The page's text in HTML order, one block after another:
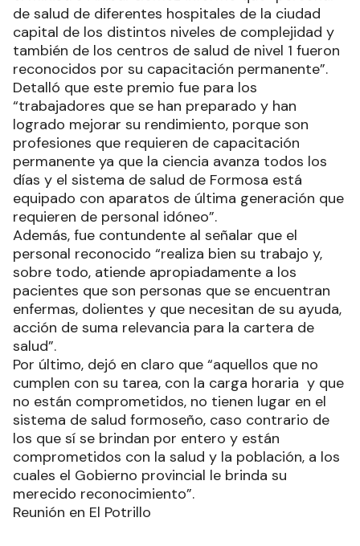
RECIBIR NEWSLETTER
El Gobierno de Formosa, a través del Ministerio
de Desarrollo Humano, reconoció la labor y
capacitación del personal de salud de distintos
hospitales capitalinos, otorgándoles la
recategorización correspondiente a su
preparación.
Ayer en una reunión llevada a cabo en el Hospital
Odontológico de Complejidad Integrada (HOCI),
el ministro Aníbal Gómez informó que “personal
de salud de diferentes hospitales de la ciudad
capital de los distintos niveles de complejidad y
también de los centros de salud de nivel 1 fueron
reconocidos por su capacitación permanente”.
Detalló que este premio fue para los
“trabajadores que se han preparado y han
logrado mejorar su rendimiento, porque son
profesiones que requieren de capacitación
permanente ya que la ciencia avanza todos los
días y el sistema de salud de Formosa está
equipado con aparatos de última generación que
requieren de personal idóneo”.
Además, fue contundente al señalar que el
personal reconocido “realiza bien su trabajo y,
sobre todo, atiende apropiadamente a los
pacientes que son personas que se encuentran